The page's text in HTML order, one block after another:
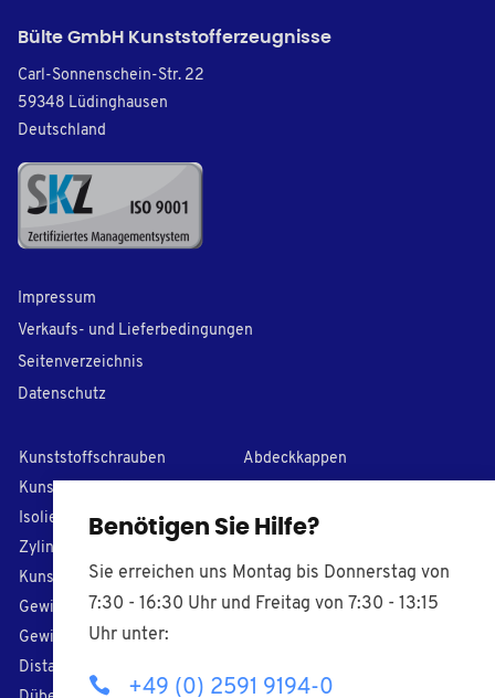
Benötigen Sie Hilfe?
Sie erreichen uns Montag bis Donnerstag von
7:30 - 16:30 Uhr und Freitag von 7:30 - 13:15
Uhr unter:
+49 (0) 2591 9194-0
Bülte GmbH Kunststofferzeugnisse
Carl-Sonnenschein-Str. 22
59348 Lüdinghausen
Deutschland
Impressum
Verkaufs- und Lieferbedingungen
Seitenverzeichnis
Datenschutz
Kunststoffschrauben
Abdeckkappen
Kunststoff-Unterlegscheiben
Isolierhülsen
PVC Kappen
Zylinderstifte
Kunststoffmuttern
Maschinengriffe
Gewindestifte
Puffer selbstklebend
Gewindestangen
Distanzhülsen